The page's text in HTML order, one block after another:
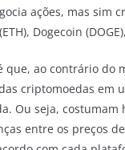
ações, mas sim
Dogecoin
que, ao contrário do
criptomoedas em
Ou seja, costumam
entre os preços